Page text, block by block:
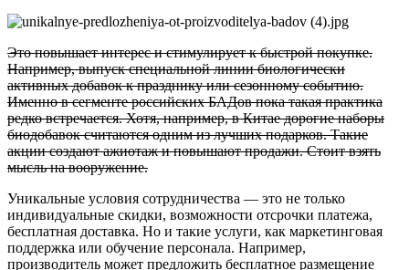
Это повышает интерес и стимулирует к быстрой покупке.
Например, выпуск специальной линии биологически
активных добавок к празднику или сезонному событию.
Именно в сегменте российских БАДов пока такая практика
редко встречается. Хотя, например, в Китае дорогие наборы
биодобавок считаются одним из лучших подарков. Такие
акции создают ажиотаж и повышают продажи. Стоит взять
мысль на вооружение.
Уникальные условия сотрудничества — это не только
индивидуальные скидки, возможности отсрочки платежа,
бесплатная доставка. Но и такие услуги, как маркетинговая
поддержка или обучение персонала. Например,
производитель может предложить бесплатное размещение